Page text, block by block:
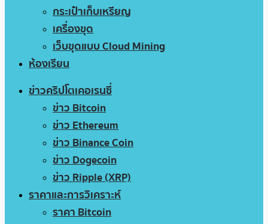
กระเป๋าเก็บเหรียญ
เครื่องขุด
เว็บขุดแบบ Cloud Mining
ห้องเรียน
ข่าวคริปโตเคอเรนซี่
ข่าว Bitcoin
ข่าว Ethereum
ข่าว Binance Coin
ข่าว Dogecoin
ข่าว Ripple (XRP)
ราคาและการวิเคราะห์
ราคา Bitcoin